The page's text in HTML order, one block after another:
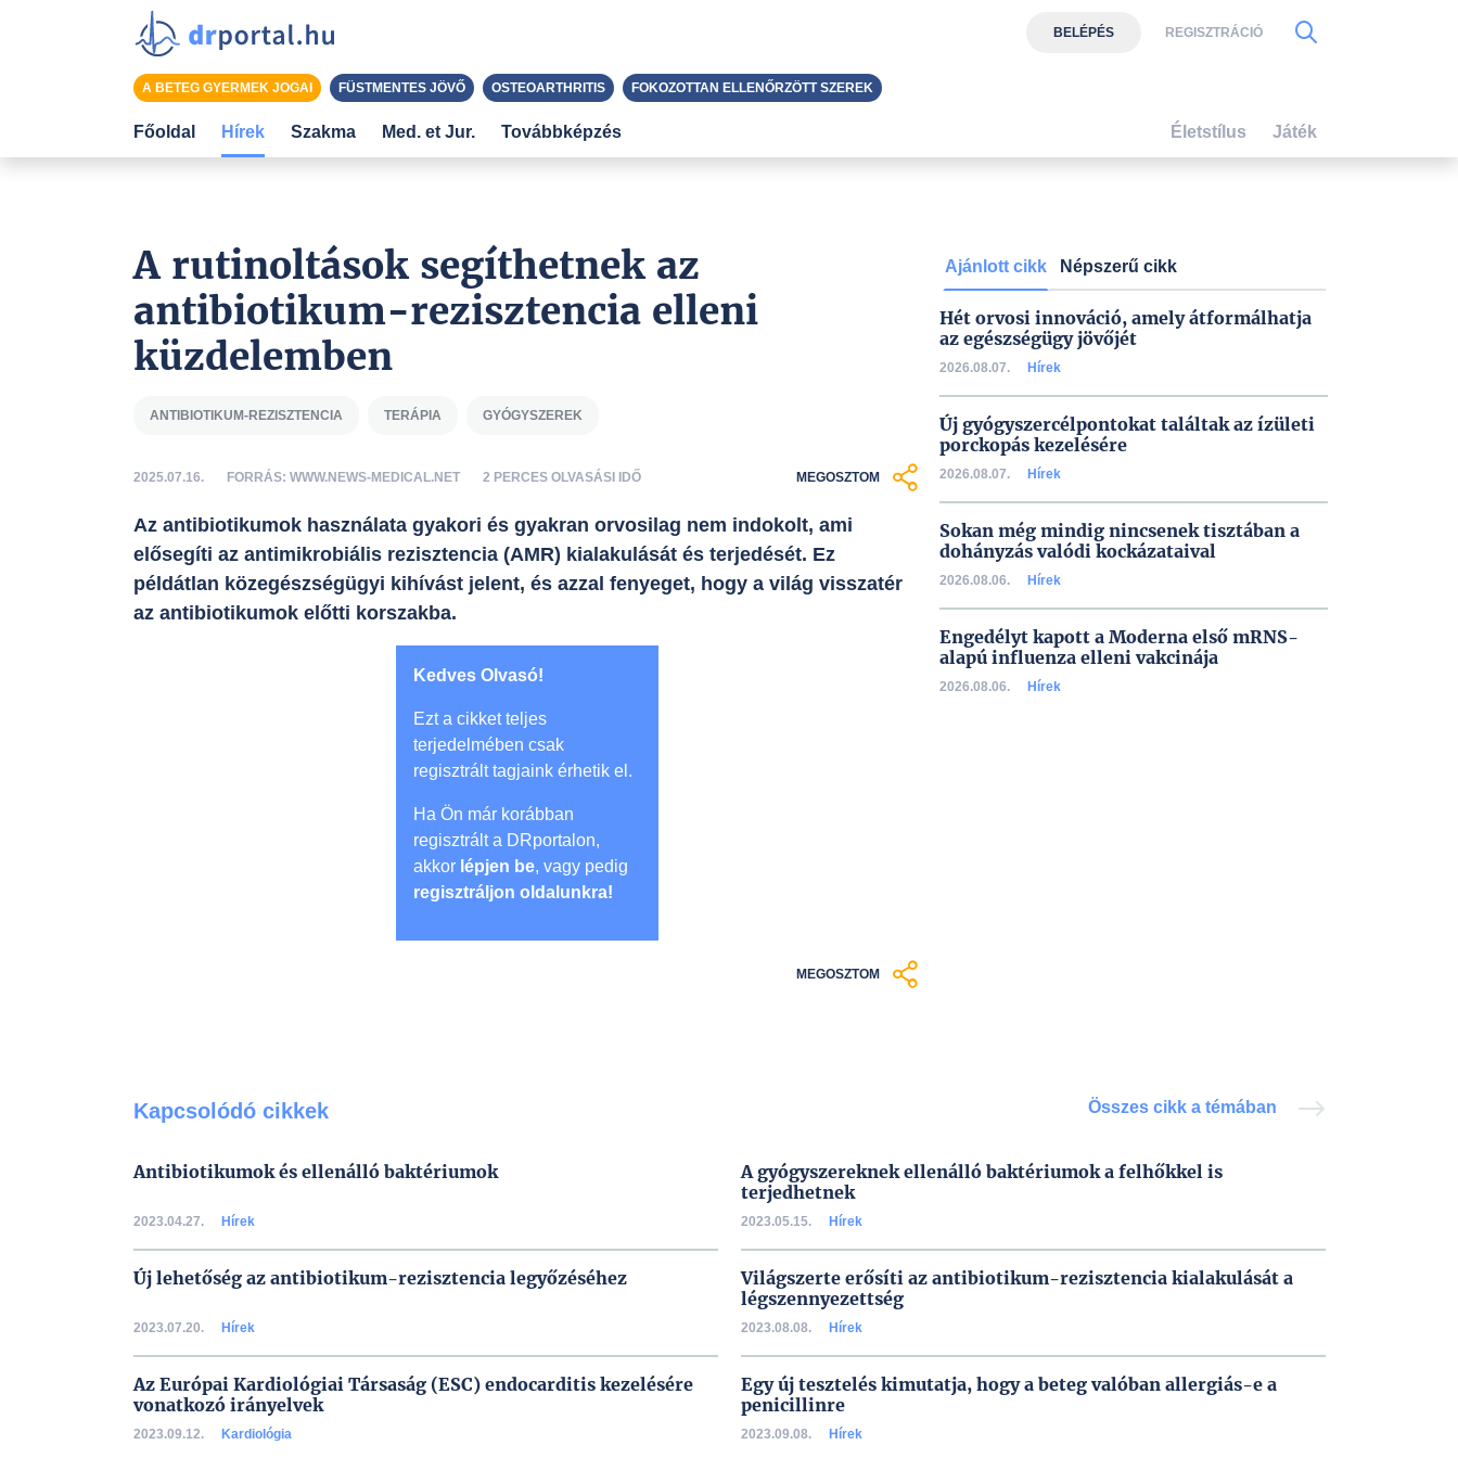
A rutinoltások segíthetnek az
antibiotikum-rezisztencia elleni
küzdelemben
ANTIBIOTIKUM-REZISZTENCIA TERÁPIA GYÓGYSZEREK
2025.07.16. FORRÁS: WWW.NEWS-MEDICAL.NET 2 PERCES OLVASÁSI IDŐ MEGOSZTOM
Az antibiotikumok használata gyakori és gyakran orvosilag nem indokolt, ami
elősegíti az antimikrobiális rezisztencia (AMR) kialakulását és terjedését. Ez
példátlan közegészségügyi kihívást jelent, és azzal fenyeget, hogy a világ visszatér
az antibiotikumok előtti korszakba.
Kedves Olvasó!
Ezt a cikket teljes
terjedelmében csak
regisztrált tagjaink érhetik el.
Ha Ön már korábban
regisztrált a DRportalon,
akkor lépjen be, vagy pedig
regisztráljon oldalunkra!
MEGOSZTOM
Ajánlott cikk Népszerű cikk
Hét orvosi innováció, amely átformálhatja
az egészségügy jövőjét
2026.08.07. Hírek
Új gyógyszercélpontokat találtak az ízületi
porckopás kezelésére
2026.08.07. Hírek
Sokan még mindig nincsenek tisztában a
dohányzás valódi kockázataival
2026.08.06. Hírek
Engedélyt kapott a Moderna első mRNS-
alapú influenza elleni vakcinája
2026.08.06. Hírek
Kapcsolódó cikkek Összes cikk a témában
Antibiotikumok és ellenálló baktériumok
2023.04.27. Hírek
A gyógyszereknek ellenálló baktériumok a felhőkkel is
terjedhetnek
2023.05.15. Hírek
Új lehetőség az antibiotikum-rezisztencia legyőzéséhez
2023.07.20. Hírek
Világszerte erősíti az antibiotikum-rezisztencia kialakulását a
légszennyezettség
2023.08.08. Hírek
Az Európai Kardiológiai Társaság (ESC) endocarditis kezelésére
vonatkozó irányelvek
2023.09.12. Kardiológia
Egy új tesztelés kimutatja, hogy a beteg valóban allergiás-e a
penicillinre
2023.09.08. Hírek
BELÉPÉS REGISZTRÁCIÓ
A BETEG GYERMEK JOGAI FÜSTMENTES JÖVŐ OSTEOARTHRITIS FOKOZOTTAN ELLENŐRZÖTT SZEREK
Főoldal Hírek Szakma Med. et Jur. Továbbképzés Életstílus Játék